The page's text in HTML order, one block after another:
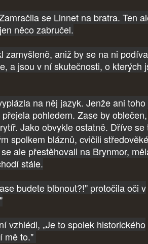
se Linnet na bratra. Ten
něco zabručel.
zamyšleně, aniž by se na ni
a jsou v ní skutečnosti, o kterých
na něj jazyk. Jenže ani toho
pohledem. Zase by oblečen,
Jako obvykle ostatně. Dříve se
spolkem bláznů, cvičili středověké
ale přestěhovali na Brynmor,
stále.
budete blbnout?!" protočila oči v
vzhlédl, „Je to spolek historického
mě to."